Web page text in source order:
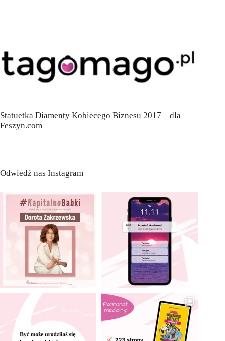
Statuetka Diamenty Kobiecego Biznesu 2017 – dla
Feszyn.com
Odwiedź nas Instagram